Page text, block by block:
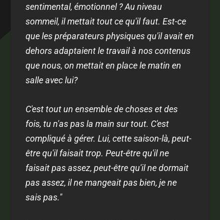
sentimental, émotionnel ? Au niveau
sommeil, il mettait tout ce qu'il faut. Est-ce
que les préparateurs physiques qu'il avait en
dehors adaptaient le travail à nos contenus
que nous, on mettait en place le matin en
salle avec lui?
C'est tout un ensemble de choses et des
fois, tu n'as pas la main sur tout. C'est
compliqué à gérer. Lui, cette saison-là, peut-
être qu'il faisait trop. Peut-être qu'il ne
faisait pas assez, peut-être qu'il ne dormait
pas assez, il ne mangeait pas bien, je ne
sais pas."